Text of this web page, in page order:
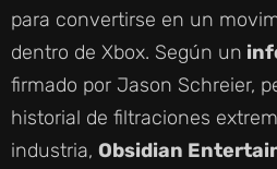
para convertirse en un
dentro de Xbox. Según un
firmado por Jason Schreier,
historial de filtraciones
industria, Obsidian